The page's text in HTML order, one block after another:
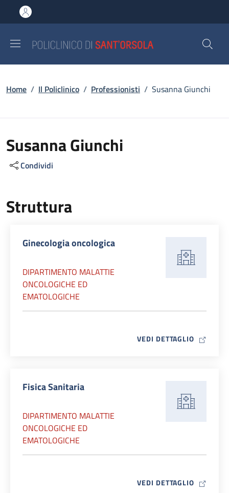
al contenuto principale
to footer content
Briciole di pane
Home / Il Policlinico / Professionisti / Susanna Giunchi
Susanna Giunchi
Condividi
Struttura
Ginecologia oncologica
DIPARTIMENTO MALATTIE
ONCOLOGICHE ED
EMATOLOGICHE
VEDI DETTAGLIO MAP ICON
Fisica Sanitaria
DIPARTIMENTO MALATTIE
ONCOLOGICHE ED
EMATOLOGICHE
VEDI DETTAGLIO MAP ICON